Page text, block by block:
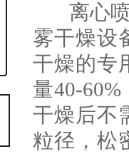
离心喷
雾干燥设
干燥的专
量40-
干燥后不
粒径，松